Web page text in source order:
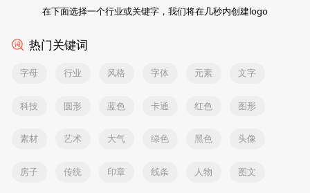
在下面选择一个行业或关键字，我们将在几秒内创建logo
热门关键词
字母 行业 风格 字体 元素 文字
科技 圆形 蓝色 卡通 红色 图形
素材 艺术 大气 绿色 黑色 头像
房子 传统 印章 线条 人物 图文